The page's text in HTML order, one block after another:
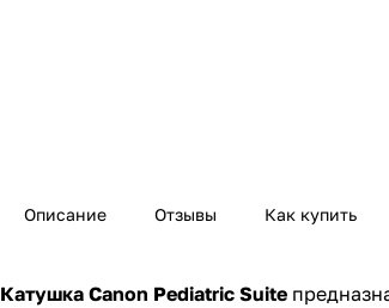
Описание Отзывы Как купить
Катушка Canon Pediatric Suite